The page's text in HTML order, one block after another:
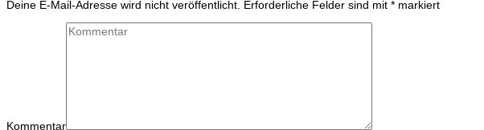
Deine E-Mail-Adresse wird nicht veröffentlicht. Erforderliche Felder sind mit * markiert
Kommentar